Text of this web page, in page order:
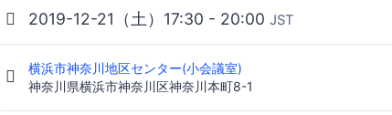
2019-12-21（土）17:30 - 20:00 JST
横浜市神奈川地区センター(小会議室)
神奈川県横浜市神奈川区神奈川本町8-1